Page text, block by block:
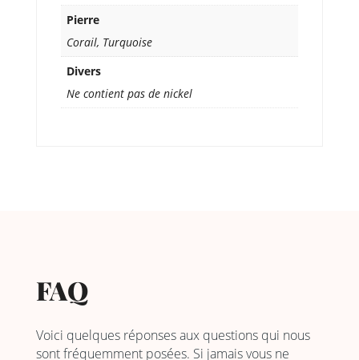
Pierre
Corail, Turquoise
Divers
Ne contient pas de nickel
FAQ
Voici quelques réponses aux questions qui nous
sont fréquemment posées. Si jamais vous ne